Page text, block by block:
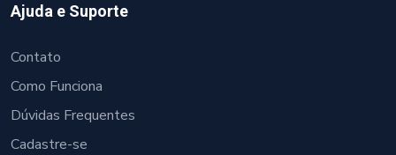
Ajuda e Suporte
Contato
Como Funciona
Dúvidas Frequentes
Cadastre-se